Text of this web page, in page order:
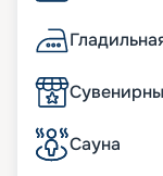
Сауна